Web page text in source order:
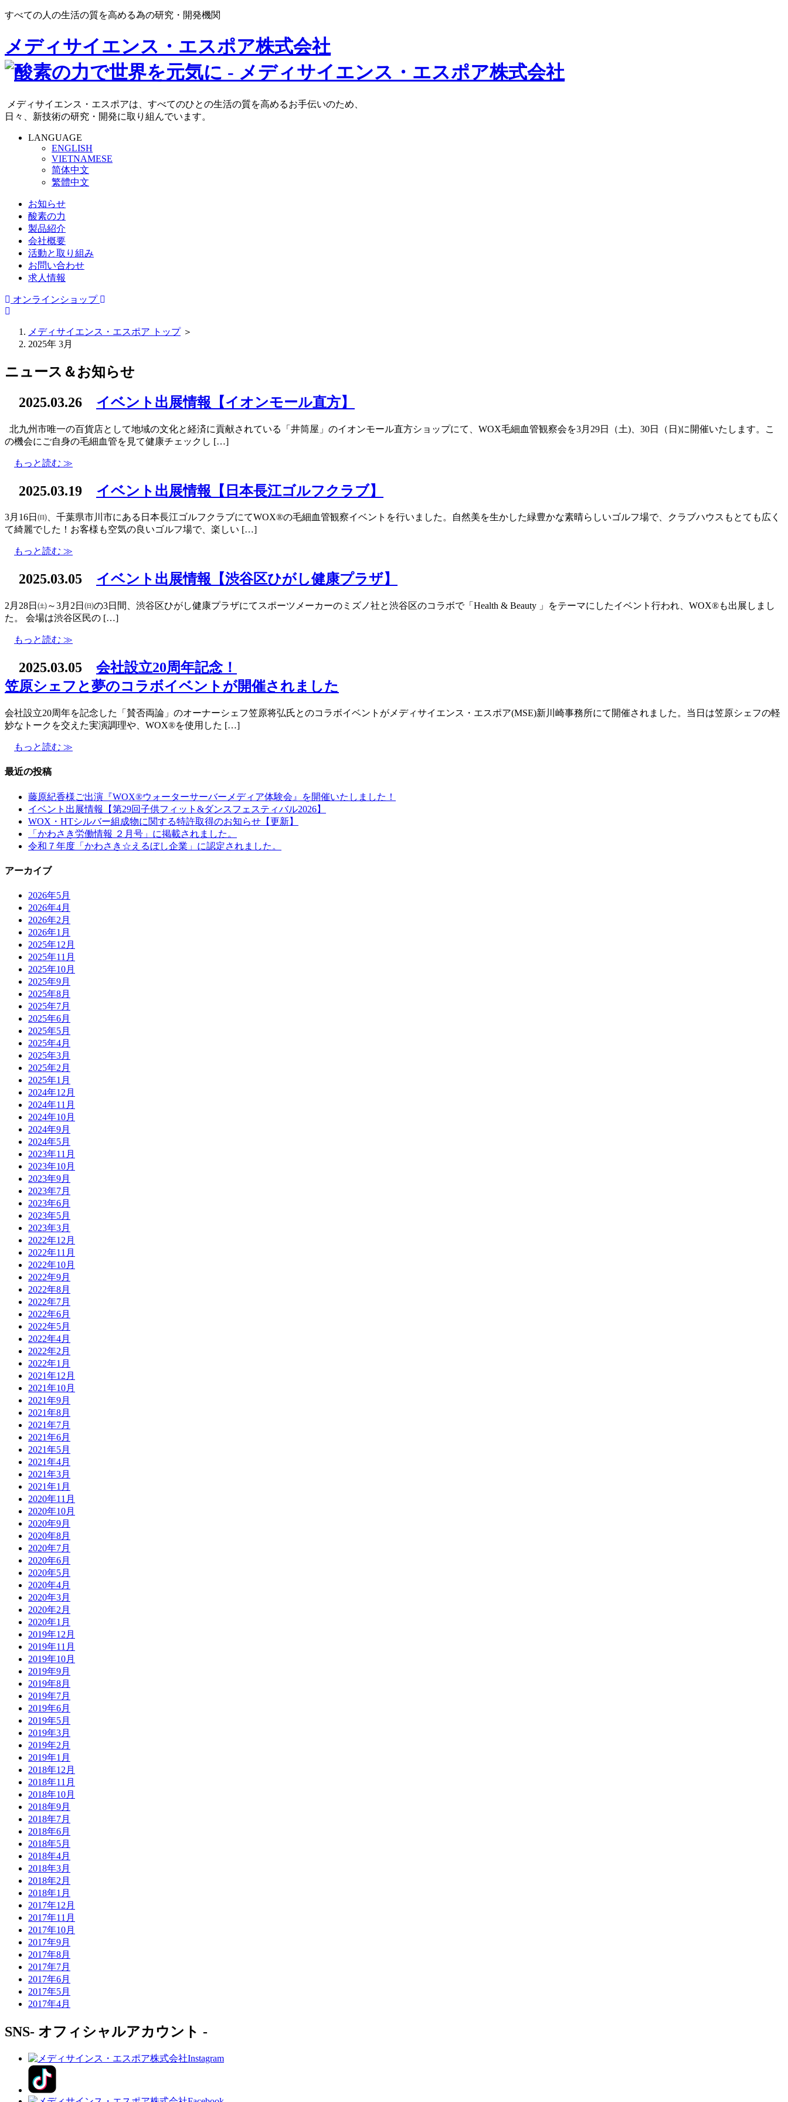
すべての人の生活の質を高める為の研究・開発機関
メディサイエンス・エスポア株式会社
メディサイエンス・エスポアは、すべてのひとの生活の質を高めるお手伝いのため、
日々、新技術の研究・開発に取り組んでいます。
LANGUAGE
ENGLISH
VIETNAMESE
简体中文
繁體中文
お知らせ
酸素の力
製品紹介
会社概要
活動と取り組み
お問い合わせ
求人情報
オンラインショップ
メディサイエンス・エスポア トップ＞
2025年 3月
ニュース＆お知らせ
2025.03.26 イベント出展情報【イオンモール直方】
北九州市唯一の百貨店として地域の文化と経済に貢献されている「井筒屋」のイオンモール直方ショップにて、WOX毛細血管観察会を3月29日（土)、30日（日)に開催いたします。こ
の機会にご自身の毛細血管を見て健康チェックし […]
もっと読む ≫
2025.03.19 イベント出展情報【日本長江ゴルフクラブ】
3月16日㈰、千葉県市川市にある日本長江ゴルフクラブにてWOX®の毛細血管観察イベントを行いました。自然美を生かした緑豊かな素晴らしいゴルフ場で、クラブハウスもとても広く
て綺麗でした！お客様も空気の良いゴルフ場で、楽しい […]
もっと読む ≫
2025.03.05 イベント出展情報【渋谷区ひがし健康プラザ】
2月28日㈯～3月2日㈰の3日間、渋谷区ひがし健康プラザにてスポーツメーカーのミズノ社と渋谷区のコラボで「Health & Beauty 」をテーマにしたイベント行われ、WOX®も出展しまし
た。 会場は渋谷区民の […]
もっと読む ≫
2025.03.05 会社設立20周年記念！
笠原シェフと夢のコラボイベントが開催されました
会社設立20周年を記念した「賛否両論」のオーナーシェフ笠原将弘氏とのコラボイベントがメディサイエンス・エスポア(MSE)新川崎事務所にて開催されました。当日は笠原シェフの軽
妙なトークを交えた実演調理や、WOX®を使用した […]
もっと読む ≫
最近の投稿
藤原紀香様ご出演『WOX®ウォーターサーバーメディア体験会』を開催いたしました！
イベント出展情報【第29回子供フィット&ダンスフェスティバル2026】
WOX・HTシルバー組成物に関する特許取得のお知らせ【更新】
「かわさき労働情報 ２月号」に掲載されました。
令和７年度「かわさき☆えるぼし企業」に認定されました。
アーカイブ
2026年5月
2026年4月
2026年2月
2026年1月
2025年12月
2025年11月
2025年10月
2025年9月
2025年8月
2025年7月
2025年6月
2025年5月
2025年4月
2025年3月
2025年2月
2025年1月
2024年12月
2024年11月
2024年10月
2024年9月
2024年5月
2023年11月
2023年10月
2023年9月
2023年7月
2023年6月
2023年5月
2023年3月
2022年12月
2022年11月
2022年10月
2022年9月
2022年8月
2022年7月
2022年6月
2022年5月
2022年4月
2022年2月
2022年1月
2021年12月
2021年10月
2021年9月
2021年8月
2021年7月
2021年6月
2021年5月
2021年4月
2021年3月
2021年1月
2020年11月
2020年10月
2020年9月
2020年8月
2020年7月
2020年6月
2020年5月
2020年4月
2020年3月
2020年2月
2020年1月
2019年12月
2019年11月
2019年10月
2019年9月
2019年8月
2019年7月
2019年6月
2019年5月
2019年3月
2019年2月
2019年1月
2018年12月
2018年11月
2018年10月
2018年9月
2018年7月
2018年6月
2018年5月
2018年4月
2018年3月
2018年2月
2018年1月
2017年12月
2017年11月
2017年10月
2017年9月
2017年8月
2017年7月
2017年6月
2017年5月
2017年4月
SNS- オフィシャルアカウント -